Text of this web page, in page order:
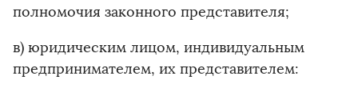
полномочия законного представителя;
в) юридическим лицом, индивидуальным
предпринимателем, их представителем: